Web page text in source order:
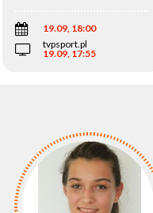
19.09, 18:00
tvpsport.pl
19.09, 17:55